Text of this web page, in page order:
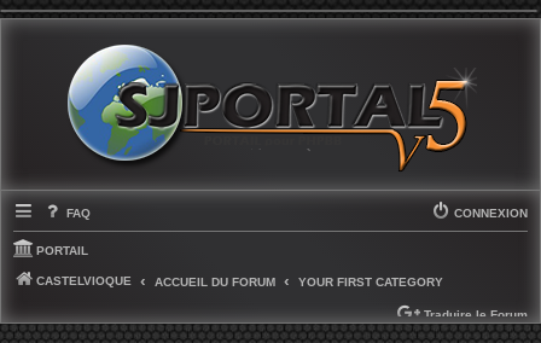
FAQ CONNEXION
PORTAIL
CASTELVIOQUE ACCUEIL DU FORUM YOUR FIRST CATEGORY
Traduire le Forum
SELECT LANGUAGE ▼